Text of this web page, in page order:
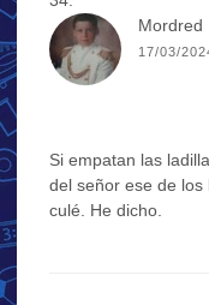
Mordred
17/03/
Si empatan las
del señor ese de
culé. He dicho.